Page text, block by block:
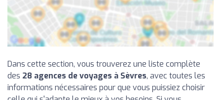
Dans cette section, vous trouverez une liste complète
des 28 agences de voyages à Sèvres, avec toutes les
informations nécessaires pour que vous puissiez choisir